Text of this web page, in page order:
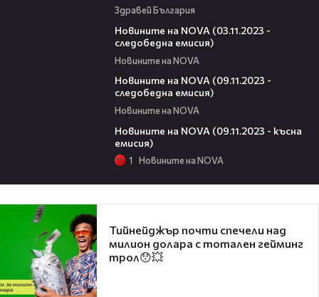
Здравей България
Новините на NOVA (03.11.2023 -
следобедна емисия)
Новините на NOVA
Новините на NOVA (09.11.2023 -
следобедна емисия)
Новините на NOVA
Новините на NOVA (09.11.2023 - късна
емисия)
1 Новините на NOVA
Тийнейджър почти спечели над
милион долара с тотален гейминг
трол😯💥